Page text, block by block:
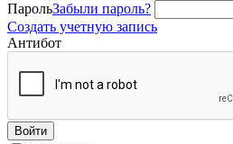
ПарольЗабыли пароль?
Создать учетную запись
Антибот
Войти